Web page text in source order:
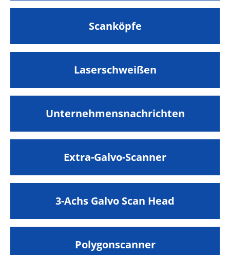
Scanköpfe
Laserschweißen
Unternehmensnachrichten
Extra-Galvo-Scanner
3-Achs Galvo Scan Head
Polygonscanner